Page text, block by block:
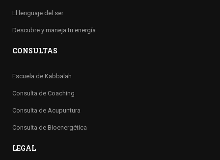
El lenguaje del ser
Descubre y maneja tu energía
CONSULTAS
Escuela de Kabbalah
Consulta de Coaching
Consulta de Acupuntura
Consulta de Bioenergética
LEGAL